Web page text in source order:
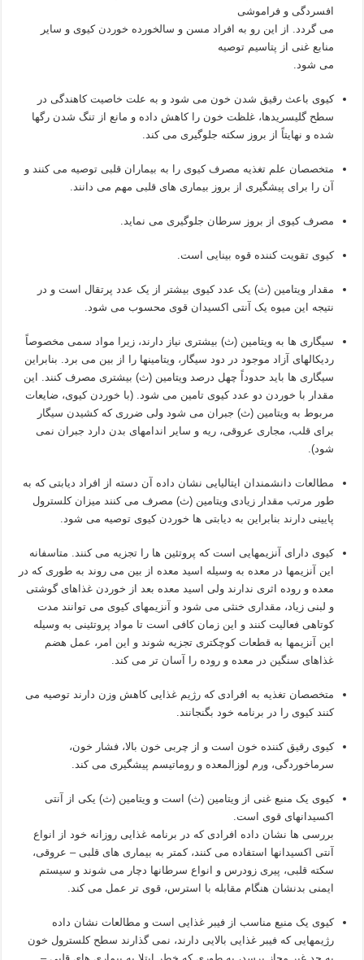
افسردگی و فراموشی
می گردد. از این رو به افراد مسن و سالخورده خوردن کیوی و سایر
منابع غنی از پتاسیم توصیه
می شود.
کیوی باعث رقیق شدن خون می شود و به علت خاصیت کاهندگی در
سطح گلیسریدها، غلظت خون را کاهش داده و مانع از تنگ شدن رگها
شده و نهایتاً از بروز سکته جلوگیری می کند.
متخصصان علم تغذیه مصرف کیوی را به بیماران قلبی توصیه می کنند و
آن را برای پیشگیری از بروز بیماری های قلبی مهم می دانند.
مصرف کیوی از بروز سرطان جلوگیری می نماید.
کیوی تقویت کننده قوه بینایی است.
مقدار ویتامین (ث) یک عدد کیوی بیشتر از یک عدد پرتقال است و در
نتیجه این میوه یک آنتی اکسیدان قوی محسوب می شود.
سیگاری ها به ویتامین (ث) بیشتری نیاز دارند، زیرا مواد سمی مخصوصاً
ردیکالهای آزاد موجود در دود سیگار، ویتامینها را از بین می برد. بنابراین
سیگاری ها باید حدوداً چهل درصد ویتامین (ث) بیشتری مصرف کنند. این
مقدار با خوردن دو عدد کیوی تامین می شود. (با خوردن کیوی، ضایعات
مربوط به ویتامین (ث) جبران می شود ولی ضرری که کشیدن سیگار
برای قلب، مجاری عروقی، ریه و سایر اندامهای بدن دارد جبران نمی
شود).
مطالعات دانشمندان ایتالیایی نشان داده آن دسته از افراد دیابتی که به
طور مرتب مقدار زیادی ویتامین (ث) مصرف می کنند میزان کلسترول
پایینی دارند بنابراین به دیابتی ها خوردن کیوی توصیه می شود.
کیوی دارای آنزیمهایی است که پروتئین ها را تجزیه می کنند. متاسفانه
این آنزیمها در معده به وسیله اسید معده از بین می روند به طوری که در
معده و روده اثری ندارند ولی اسید معده بعد از خوردن غذاهای گوشتی
و لبنی زیاد، مقداری خنثی می شود و آنزیمهای کیوی می توانند مدت
کوتاهی فعالیت کنند و این زمان کافی است تا مواد پروتئینی به وسیله
این آنزیمها به قطعات کوچکتری تجزیه شوند و این امر، عمل هضم
غذاهای سنگین در معده و روده را آسان تر می کند.
متخصصان تغذیه به افرادی که رژیم غذایی کاهش وزن دارند توصیه می
کنند کیوی را در برنامه خود بگنجانند.
کیوی رقیق کننده خون است و از چربی خون بالا، فشار خون،
سرماخوردگی، ورم لوزالمعده و روماتیسم پیشگیری می کند.
کیوی یک منبع غنی از ویتامین (ث) است و ویتامین (ث) یکی از آنتی
اکسیدانهای قوی است.
بررسی ها نشان داده افرادی که در برنامه غذایی روزانه خود از انواع
آنتی اکسیدانها استفاده می کنند، کمتر به بیماری های قلبی – عروقی،
سکته قلبی، پیری زودرس و انواع سرطانها دچار می شوند و سیستم
ایمنی بدنشان هنگام مقابله با استرس، قوی تر عمل می کند.
کیوی یک منبع مناسب از فیبر غذایی است و مطالعات نشان داده
رژیمهایی که فیبر غذایی بالایی دارند، نمی گذارند سطح کلسترول خون